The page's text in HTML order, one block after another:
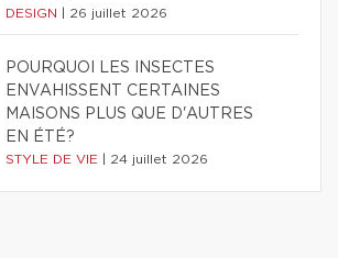
DESIGN 26 juillet 2026
POURQUOI LES INSECTES
ENVAHISSENT CERTAINES
MAISONS PLUS QUE D'AUTRES
EN ÉTÉ?
STYLE DE VIE 24 juillet 2026